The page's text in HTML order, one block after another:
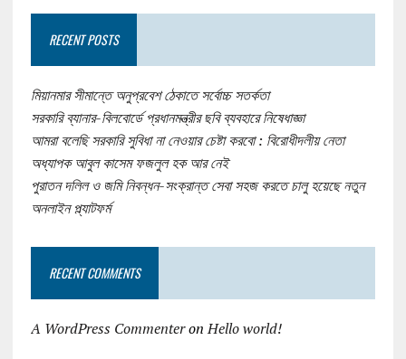
RECENT POSTS
মিয়ানমার সীমান্তে অনুপ্রবেশ ঠেকাতে সর্বোচ্চ সতর্কতা
সরকারি ব্যানার-বিলবোর্ডে প্রধানমন্ত্রীর ছবি ব্যবহারে নিষেধাজ্ঞা
আমরা বলেছি সরকারি সুবিধা না নেওয়ার চেষ্টা করবো : বিরোধীদলীয় নেতা
অধ্যাপক আবুল কাসেম ফজলুল হক আর নেই
পুরাতন দলিল ও জমি নিবন্ধন-সংক্রান্ত সেবা সহজ করতে চালু হয়েছে নতুন
অনলাইন প্ল্যাটফর্ম
RECENT COMMENTS
A WordPress CommenteronHello world!